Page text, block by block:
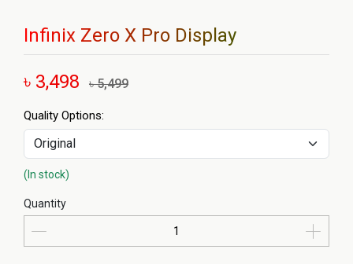
Infinix Zero X Pro Display
৳ 3,498 ৳ 5,499
Quality Options:
(In stock)
Quantity